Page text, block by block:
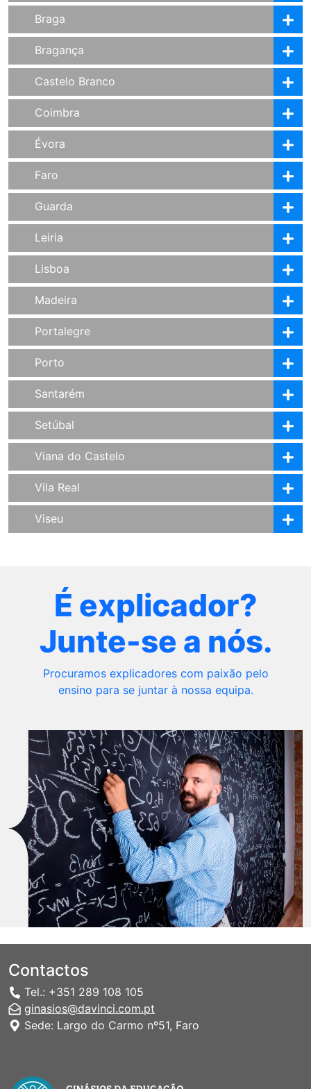
Braga
Bragança
Castelo Branco
Coimbra
Évora
Faro
Guarda
Leiria
Lisboa
Madeira
Portalegre
Porto
Santarém
Setúbal
Viana do Castelo
Vila Real
Viseu
É explicador?
Junte-se a nós.
Procuramos explicadores com paixão pelo
ensino para se juntar à nossa equipa.
Contactos
Tel.: +351 289 108 105
ginasios@davinci.com.pt
Sede: Largo do Carmo nº51, Faro